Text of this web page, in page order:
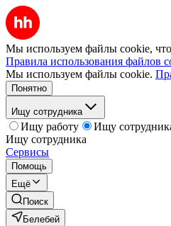
Мы используем файлы cookie,
Правила использования файлов
Мы используем файлы cookie.
Понятно
Ищу сотрудника
Ищу работу
Ищу
Ищу сотрудника
Сервисы
Помощь
Ещё
Поиск
Белебей